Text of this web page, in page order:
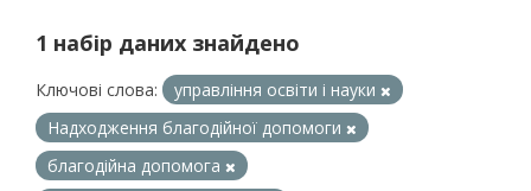
1 набір даних знайдено
Ключові слова:
управління освіти і науки
Надходження благодійної допомоги
благодійна допомога